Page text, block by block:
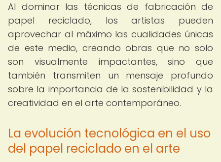
Al dominar las técnicas de fabricación de
papel reciclado, los artistas pueden
aprovechar al máximo las cualidades únicas
de este medio, creando obras que no solo
son visualmente impactantes, sino que
también transmiten un mensaje profundo
sobre la importancia de la sostenibilidad y la
creatividad en el arte contemporáneo.
La evolución tecnológica en el uso
del papel reciclado en el arte